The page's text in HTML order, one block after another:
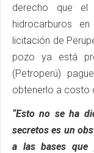
derecho que
hidrocarburos
licitación de
pozo ya está
(Petroperú)
obtenerlo a costo
“Esto no se ha
secretos es un
a las bases que